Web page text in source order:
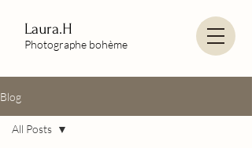
Laura.H
Photographe bohème
Blog
All Posts